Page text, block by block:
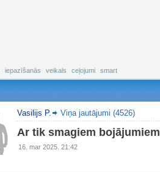
iepazīšanās veikals ceļojumi smart
Vasilijs P. Viņa jautājumi (4526)
Ar tik smagiem
16. mar 2025. 21:42